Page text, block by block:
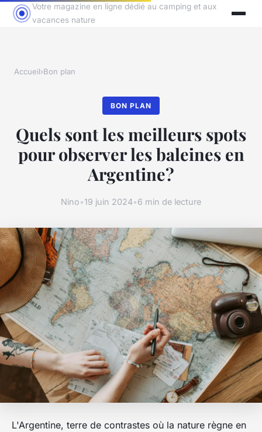
Votre magazine en ligne dédié au camping et aux
vacances nature
Accueil›Bon plan
BON PLAN
Quels sont les meilleurs spots
pour observer les baleines en
Argentine?
Nino•19 juin 2024•6 min de lecture
L'Argentine, terre de contrastes où la nature règne en